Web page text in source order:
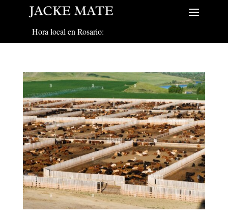
Hora local en Rosario: